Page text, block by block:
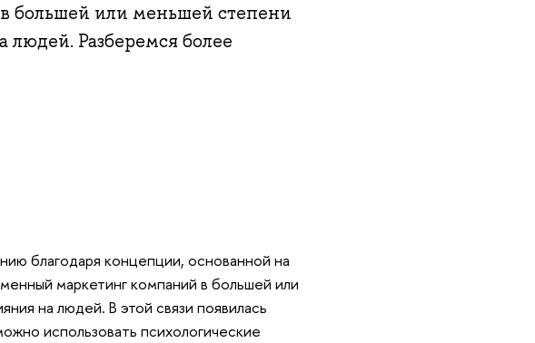
большей или меньшей степени
людей. Разберемся более
благодаря концепции, основанной на
маркетинг компаний в большей или
на людей. В этой связи появилась
использовать психологические